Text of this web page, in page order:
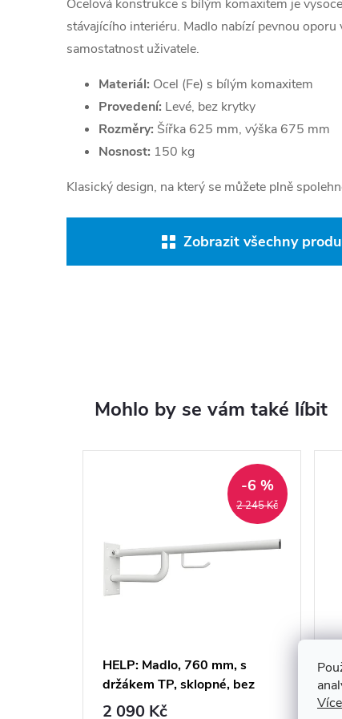
Ocelová konstrukce s bílým komaxitem je
stávajícího interiéru. Madlo nabízí pevnou oporu
samostatnost uživatele.
Materiál: Ocel (Fe) s bílým komaxitem
Provedení: Levé, bez krytky
Rozměry: Šířka 625 mm, výška 675 mm
Nosnost: 150 kg
Klasický design, na který se můžete plně
Zobrazit všechny
Mohlo by se vám také líbit
2 245 Kč
-6 %
HELP: Madlo, 760 mm, s
držákem TP, sklopné, bez
krytky, bílá - 301102774
2 090 Kč